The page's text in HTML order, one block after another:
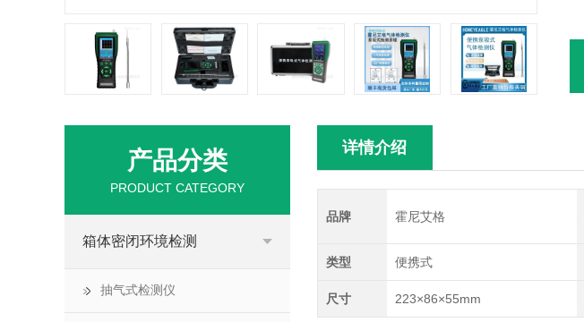
详情介绍
品牌 霍尼艾格
类型 便携式
尺寸 223×86×55mm
产品分类
PRODUCT CATEGORY
箱体密闭环境检测
抽气式检测仪